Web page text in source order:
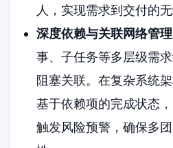
人，实现需求到交付的
深度依赖与关联网络管理
事、子任务等多层级需
阻塞关联。在复杂系统
基于依赖项的完成状态
触发风险预警，确保多